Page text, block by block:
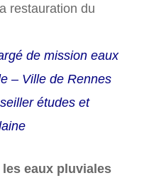
restauration du
de mission eaux
– Ville de Rennes
études et
eaux pluviales